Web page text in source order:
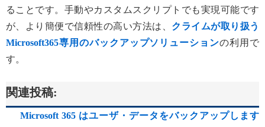
ることです。手動やカスタムスクリプトでも実現可能です
が、より簡便で信頼性の高い方法は、 クライムが取り扱う
Microsoft365専用のバックアップソリューションの利用で
す。
関連投稿:
Microsoft 365 はユーザ・データをバックアップします